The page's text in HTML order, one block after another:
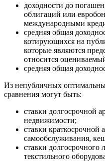
доходности до
облигаций или
международными
средняя общая
котирующихся на
которые являются
относится
средняя общая
Из непубличных
сравнения могут быть:
ставки долгосрочной
недвижимости;
ставки краткосрочной
самообслуживания,
ставки
текстильного